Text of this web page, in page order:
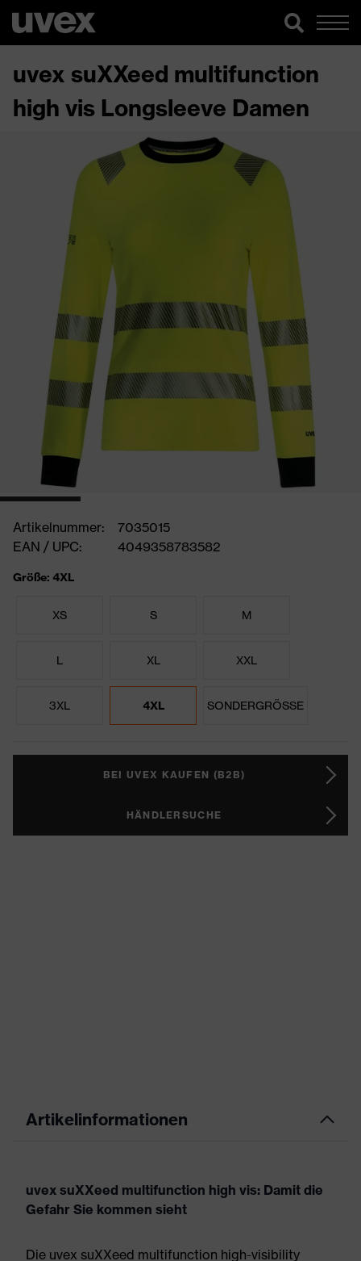
uvex suXXeed multifunction
high vis Longsleeve Damen
Artikelnummer:
7035015
EAN / UPC:
4049358783582
Größe: 4XL
XS S M
L XL XXL
3XL 4XL SONDERGRÖSSE
BEI UVEX KAUFEN (B2B)
HÄNDLERSUCHE
Artikelinformationen
uvex suXXeed multifunction high vis: Damit die
Gefahr Sie kommen sieht
Die uvex suXXeed multifunction high-visibility